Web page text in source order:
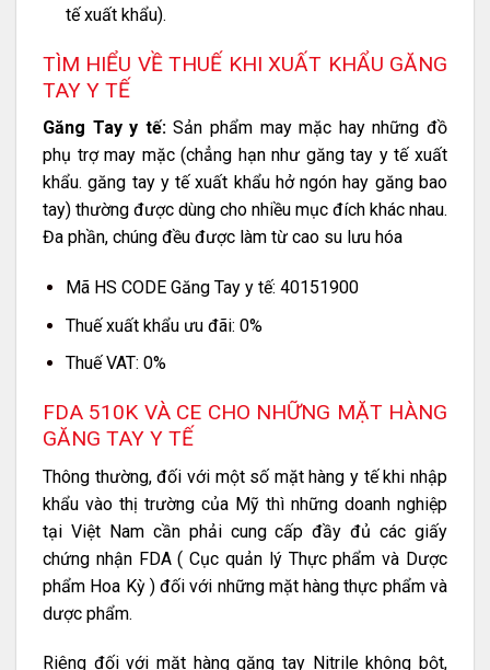
tế xuất khẩu).
TÌM HIỂU VỀ THUẾ KHI XUẤT KHẨU GĂNG
TAY Y TẾ
Găng Tay y tế:Sản phẩm may mặc hay những đồ
phụ trợ may mặc (chẳng hạn như găng tay y tế xuất
khẩu. găng tay y tế xuất khẩu hở ngón hay găng bao
tay) thường được dùng cho nhiều mục đích khác nhau.
Đa phần, chúng đều được làm từ cao su lưu hóa
Mã HS CODE Găng Tay y tế: 40151900
Thuế xuất khẩu ưu đãi: 0%
Thuế VAT: 0%
FDA 510K VÀ CE CHO NHỮNG MẶT HÀNG
GĂNG TAY Y TẾ
Thông thường, đối với một số mặt hàng y tế khi nhập
khẩu vào thị trường của Mỹ thì những doanh nghiệp
tại Việt Nam cần phải cung cấp đầy đủ các giấy
chứng nhận FDA ( Cục quản lý Thực phẩm và Dược
phẩm Hoa Kỳ ) đối với những mặt hàng thực phẩm và
dược phẩm.
Riêng đối với mặt hàng găng tay Nitrile không bột,